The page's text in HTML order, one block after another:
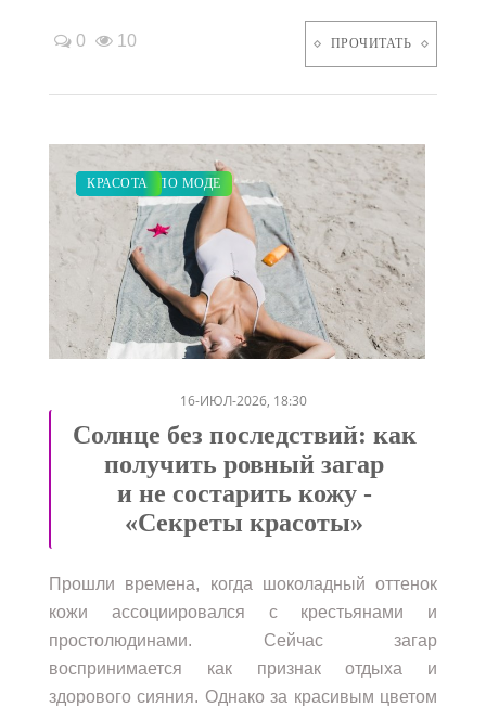
0 10 ПРОЧИТАТЬ
ЗАКУПКИ ПО МОДЕ
СВАДЬБА
/
КРАСОТА
16-ИЮЛ-2026, 18:30
Солнце без последствий: как
получить ровный загар
и не состарить кожу -
«Секреты красоты»
Прошли времена, когда шоколадный оттенок
кожи ассоциировался с крестьянами и
простолюдинами. Сейчас загар
воспринимается как признак отдыха и
здорового сияния. Однако за красивым цветом